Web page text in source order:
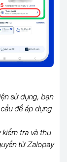
sử dụng, bạn
để áp dụng
tra và thu
từ Zalopay